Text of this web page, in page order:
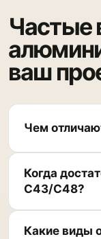
Частые
ваш
Чем
Когда
C43/C48?
Какие виды